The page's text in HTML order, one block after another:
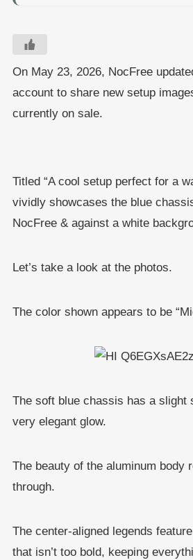
On May 23, 2026, NocFree
account to share new setup
currently on sale.
Titled “A cool setup perfect for a
vividly showcases the blue
NocFree & against a white
Let’s take a look at the photos.
The color shown appears to be
The soft blue chassis has a slight
very elegant glow.
The beauty of the aluminum body
through.
The center-aligned legends
that isn’t too bold, keeping